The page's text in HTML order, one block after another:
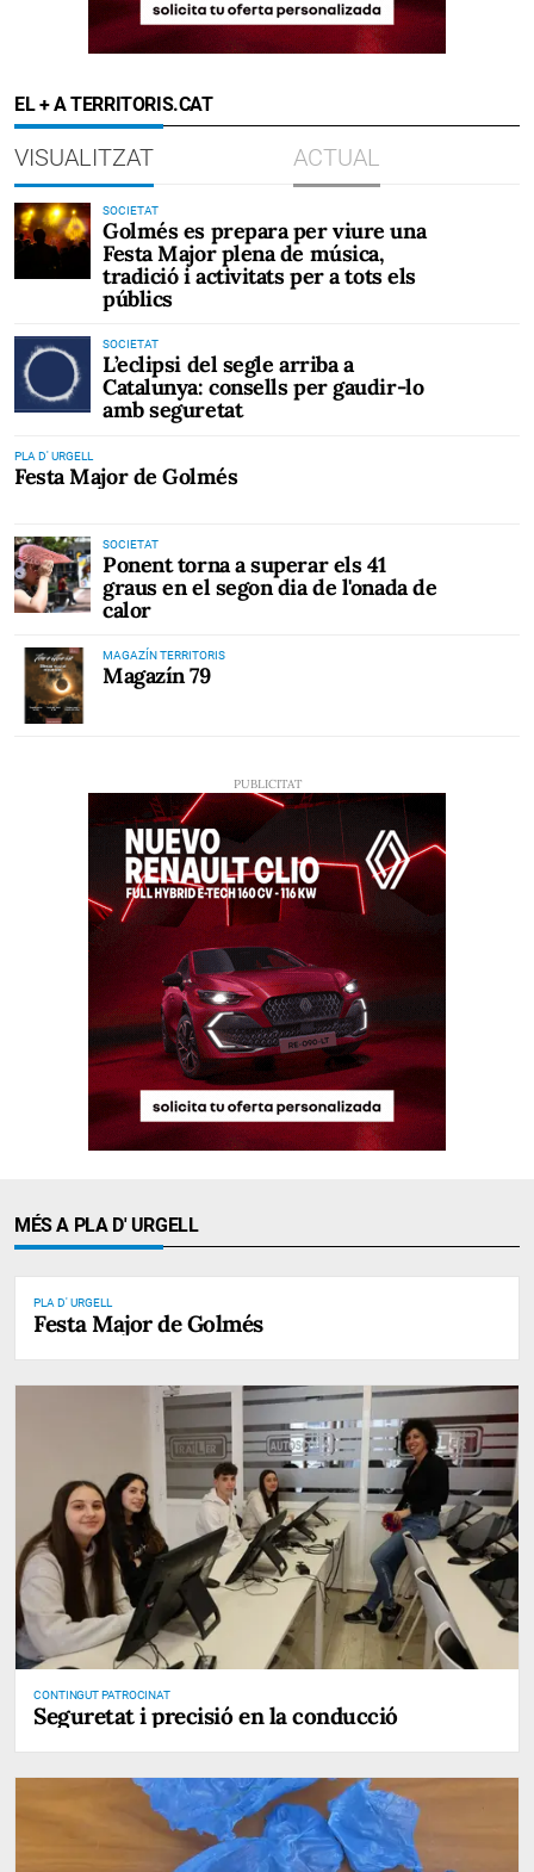
EL + A TERRITORIS.CAT
VISUALITZAT ACTUAL
SOCIETAT
Golmés es prepara per viure una
Festa Major plena de música,
tradició i activitats per a tots els
públics
SOCIETAT
L’eclipsi del segle arriba a
Catalunya: consells per gaudir-lo
amb seguretat
PLA D' URGELL
Festa Major de Golmés
SOCIETAT
Ponent torna a superar els 41
graus en el segon dia de l'onada de
calor
MAGAZÍN TERRITORIS
Magazín 79
MÉS A PLA D' URGELL
PLA D' URGELL
Festa Major de Golmés
CONTINGUT PATROCINAT
Seguretat i precisió en la conducció